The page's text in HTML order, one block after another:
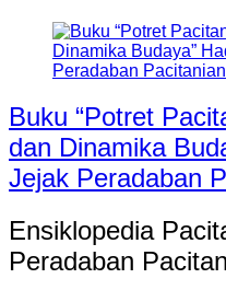
Buku “Potret
dan Dinamika
Jejak Peradaban
Ensiklopedia
Peradaban